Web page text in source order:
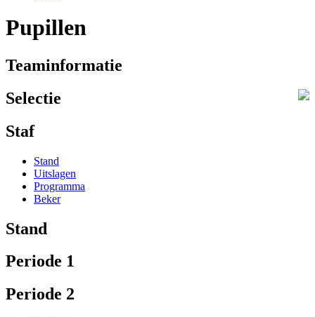
Pupillen
Teaminformatie
Selectie
Staf
Stand
Uitslagen
Programma
Beker
Stand
Periode 1
Periode 2